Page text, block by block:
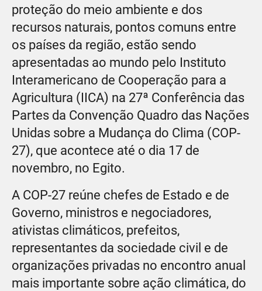
proteção do meio ambiente e dos
recursos naturais, pontos comuns entre
os países da região, estão sendo
apresentadas ao mundo pelo Instituto
Interamericano de Cooperação para a
Agricultura (IICA) na 27ª Conferência das
Partes da Convenção Quadro das Nações
Unidas sobre a Mudança do Clima (COP-
27), que acontece até o dia 17 de
novembro, no Egito.
A COP-27 reúne chefes de Estado e de
Governo, ministros e negociadores,
ativistas climáticos, prefeitos,
representantes da sociedade civil e de
organizações privadas no encontro anual
mais importante sobre ação climática, do